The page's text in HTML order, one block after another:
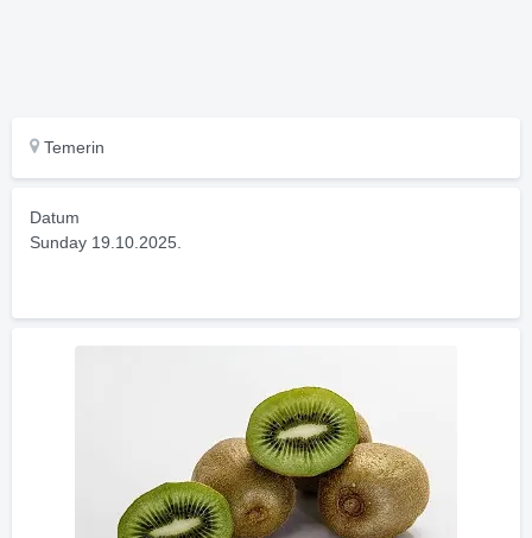
Temerin
Datum
Sunday 19.10.2025.